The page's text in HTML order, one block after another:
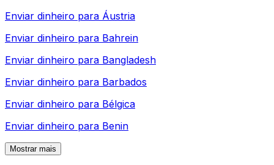
Enviar dinheiro para Áustria
Enviar dinheiro para Bahrein
Enviar dinheiro para Bangladesh
Enviar dinheiro para Barbados
Enviar dinheiro para Bélgica
Enviar dinheiro para Benin
Mostrar mais